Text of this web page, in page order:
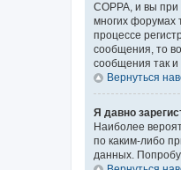
COPPA, и вы
многих форумах
процессе
сообщения, то
сообщения так
Вернуться
Я давно
Наиболее
по каким-либо
данных.